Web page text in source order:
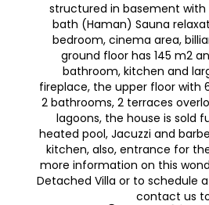
structured in basement with
bath (Haman) Sauna
bedroom, cinema area,
ground floor has 145 m2
bathroom, kitchen and
fireplace, the upper floor with
2 bathrooms, 2 terraces
lagoons, the house is sold
heated pool, Jacuzzi and
kitchen, also, entrance for
more information on this
Detached Villa or to schedule
contact us